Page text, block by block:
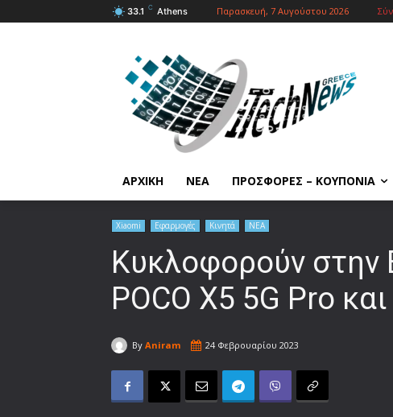
33.1 C Athens Παρασκευή, 7 Αυγούστου 2026
ΑΡΧΙΚΗ ΝΕΑ ΠΡΟΣΦΟΡΕΣ – ΚΟΥΠΟΝΙΑ
Xiaomi Εφαρμογές Κινητά ΝΕΑ
Κυκλοφορούν στην
POCO X5 5G Pro
By Aniram 24 Φεβρουαρίου 2023